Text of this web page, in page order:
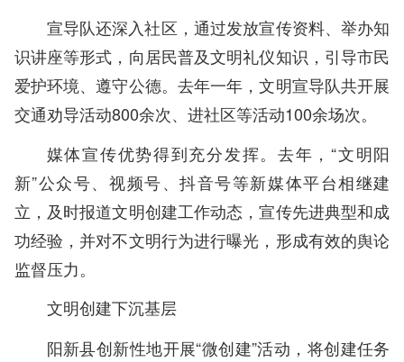
宣导队还深入社区，通过发放宣传资料、举办知
识讲座等形式，向居民普及文明礼仪知识，引导市民
爱护环境、遵守公德。去年一年，文明宣导队共开展
交通劝导活动800余次、进社区等活动100余场次。
媒体宣传优势得到充分发挥。去年，“文明阳
新”公众号、视频号、抖音号等新媒体平台相继建
立，及时报道文明创建工作动态，宣传先进典型和成
功经验，并对不文明行为进行曝光，形成有效的舆论
监督压力。
文明创建下沉基层
阳新县创新性地开展“微创建”活动，将创建任务